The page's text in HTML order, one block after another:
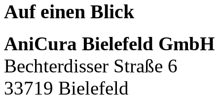
Auf einen Blick
AniCura Bielefeld GmbH
Bechterdisser Straße 6
33719 Bielefeld